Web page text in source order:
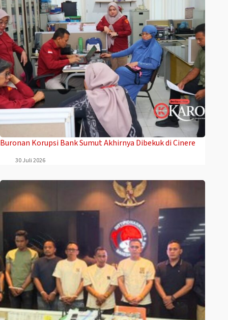
Buronan Korupsi Bank Sumut Akhirnya Dibekuk di Cinere
30 Juli 2026